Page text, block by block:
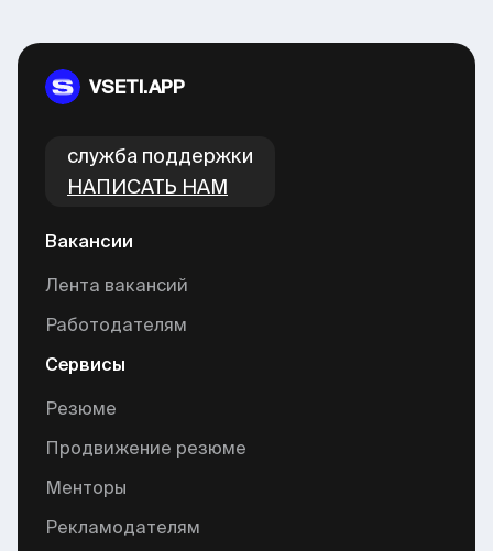
VSETI.APP
cлужба поддержки
НАПИСАТЬ НАМ
Вакансии
Лента вакансий
Работодателям
Сервисы
Резюме
Продвижение резюме
Менторы
Рекламодателям